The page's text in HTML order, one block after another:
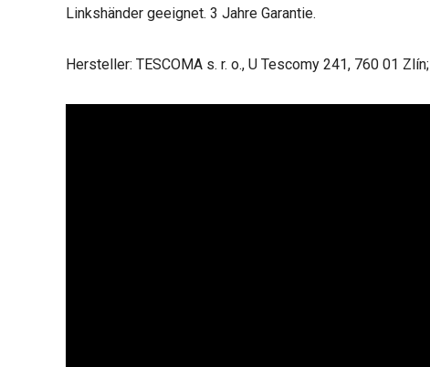
Linkshänder geeignet. 3 Jahre Garantie.
Hersteller: TESCOMA s. r. o., U Tescomy 241, 760 01 Zlín;